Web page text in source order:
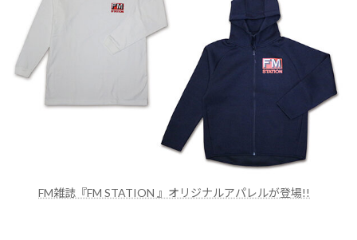
FM雑誌『FM STATION 』オリジナルアパレルが登場!!